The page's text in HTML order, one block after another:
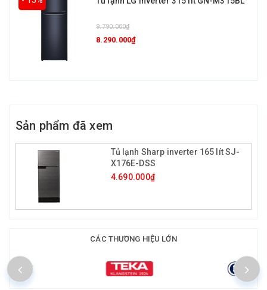
9.790.000₫
8.290.000₫
Sản phẩm đã xem
Tủ lạnh Sharp inverter 165 lít SJ-
X176E-DSS
4.690.000₫
CÁC THƯƠNG HIỆU LỚN